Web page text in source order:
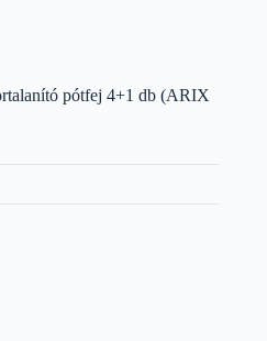
pótfej 4+1 db (ARIX